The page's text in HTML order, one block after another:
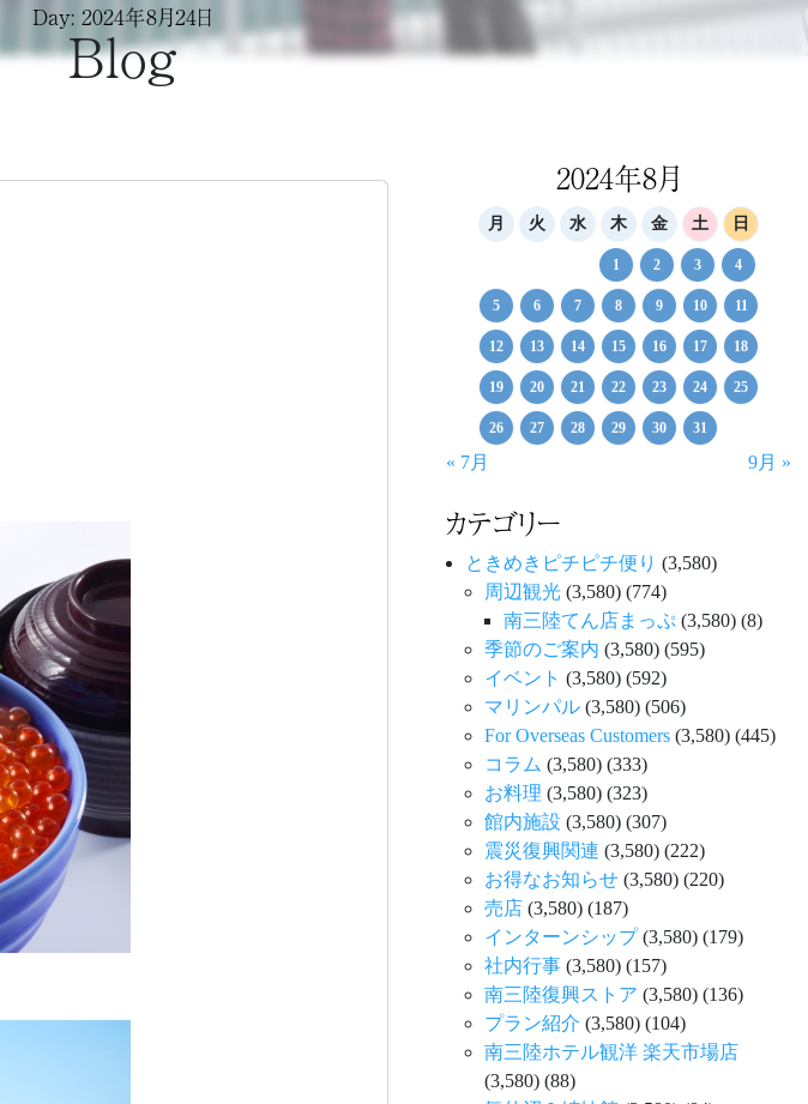
Day: 2024年8月24日
Blog
2024年8月
月 火 水 木 金 土 日
1 2 3 4
5 6 7 8 9 10 11
12 13 14 15 16 17 18
19 20 21 22 23 24 25
26 27 28 29 30 31
« 7月 9月 »
カテゴリー
ときめきピチピチ便り (3,580)
周辺観光 (3,580) (774)
南三陸てん店まっぷ (3,580) (8)
季節のご案内 (3,580) (595)
イベント (3,580) (592)
マリンパル (3,580) (506)
For Overseas Customers (3,580) (445)
コラム (3,580) (333)
お料理 (3,580) (323)
館内施設 (3,580) (307)
震災復興関連 (3,580) (222)
お得なお知らせ (3,580) (220)
売店 (3,580) (187)
インターンシップ(3,580) (179)
社内行事 (3,580) (157)
南三陸復興ストア (3,580) (136)
プラン紹介 (3,580) (104)
南三陸ホテル観洋 楽天市場店
(3,580) (88)